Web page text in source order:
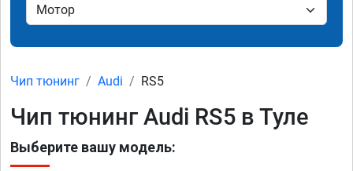
Чип тюнинг Audi RS5
Чип тюнинг Audi RS5 в Туле
Выберите вашу модель: